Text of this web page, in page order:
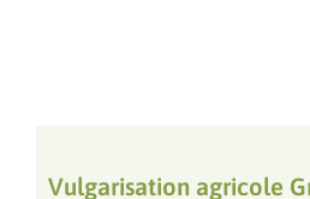
Vulgarisation agricole